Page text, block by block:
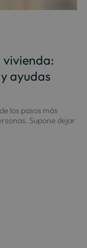
ayudas
los pasos más
Supone dejar